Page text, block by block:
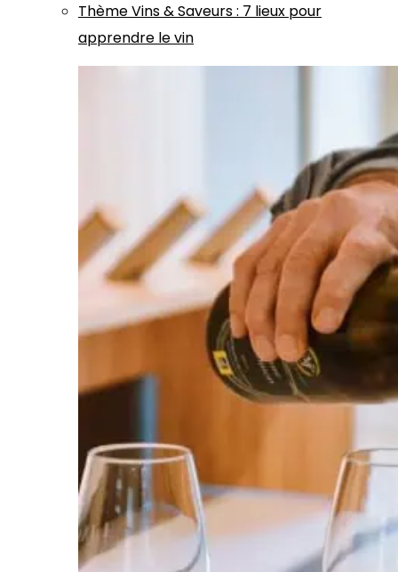
ThèmeVins & Saveurs: 7 lieux pour
apprendre le vin